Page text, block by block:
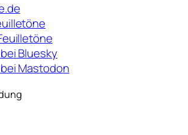
Bluesky
Mastodon